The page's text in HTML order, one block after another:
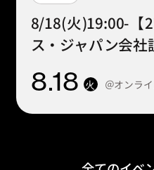
8/18(火)19:00-【
ス・ジャパン会
8.18 火 ＠オンラ